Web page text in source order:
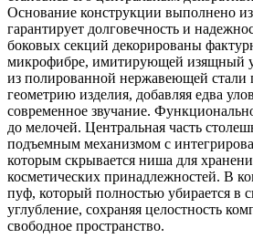
Основание конструкции выполнено
гарантирует долговечность и
боковых секций декорированы
микрофибре, имитирующей изящный
из полированной нержавеющей стали
геометрию изделия, добавляя едва
современное звучание.
до мелочей. Центральная часть
подъемным механизмом с
которым скрывается ниша для
косметических принадлежностей. В
пуф, который полностью убирается в
углубление, сохраняя целостность
свободное пространство.